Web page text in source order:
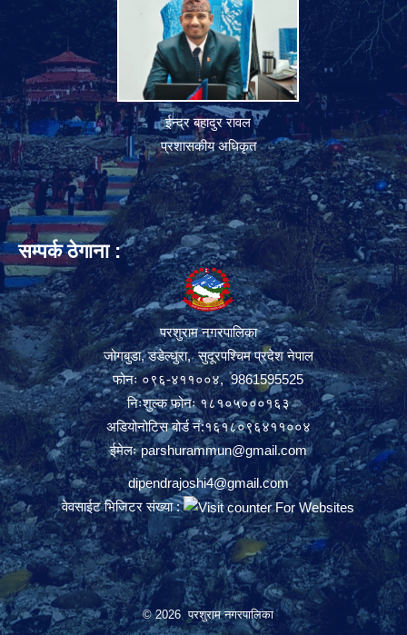
ईन्द्र बहादुर रावल
प्रशासकीय अधिकृत
सम्पर्क ठेगाना :
परशुराम नगरपालिका
जोगबुडा, डडेल्धुरा, सुदूरपश्चिम प्रदेश नेपाल
फोनः ०९६-४११००४, 9861595525
निःशुल्क फोनः १८१०५०००१६३
अडियोनोटिस बोर्ड नं:१६१८०९६४११००४
ईमेलःparshurammun@gmail.com
dipendrajoshi4@gmail.com
वेवसाईट भिजिटर संख्या :
© 2026 परशुराम नगरपालिका